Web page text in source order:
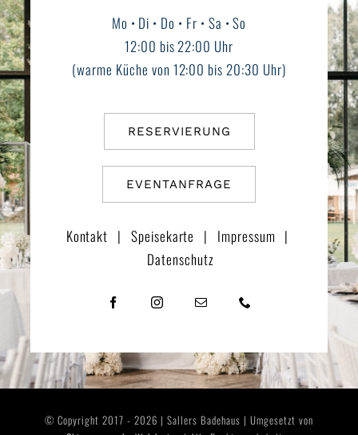
Mo • Di • Do • Fr • Sa • So
12:00 bis 22:00 Uhr
(warme Küche von 12:00 bis 20:30 Uhr)
RESERVIERUNG
EVENTANFRAGE
Kontakt | Speisekarte | Impressum |
Datenschutz
© Copyright 2017 - 2026 | Sallers Badehaus | Umgesetzt von